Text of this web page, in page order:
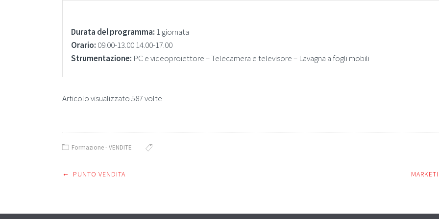
Durata del programma: 1 giornata
Orario: 09.00-13.00 14.00-17.00
Strumentazione: PC e videoproiettore – Telecamera e televisore – Lavagna a fogli mobili
Articolo visualizzato 587 volte
Formazione - VENDITE
Post
navigation
← PUNTO VENDITA